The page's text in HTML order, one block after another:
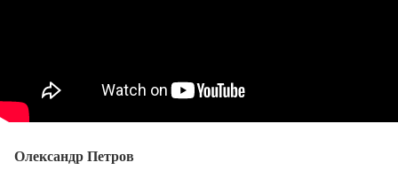
Олександр Петров